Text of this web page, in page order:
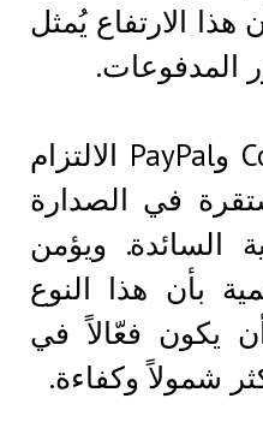
الارتفاع يُمثل
المدفوعات.
تُبرز شراكة Coinbase وPayPal الالتزام
في الصدارة
السائدة. ويؤمن
بأن هذا النوع
يكون فعّالاً في
شمولاً وكفاءة.